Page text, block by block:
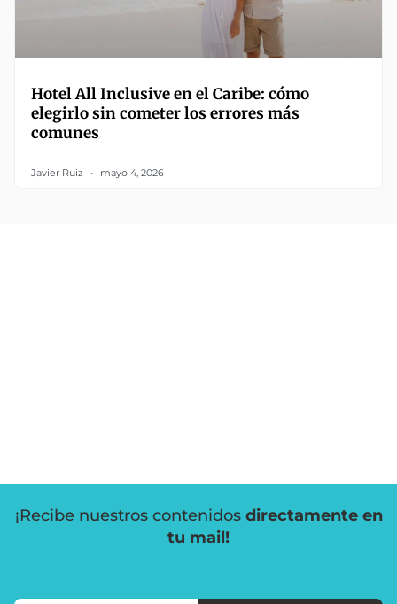
Hotel All Inclusive en el Caribe: cómo
elegirlo sin cometer los errores más
comunes
Javier Ruiz mayo 4, 2026
¡Recibe nuestros contenidos directamente en
tu mail!